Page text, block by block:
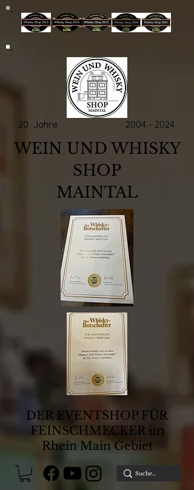
20 Jahre 2004 - 2024
WEIN UND WHISKY
SHOP
MAINTAL
DER EVENTSHOP FÜR
FEINSCHMECKER im
Rhein Main Gebiet